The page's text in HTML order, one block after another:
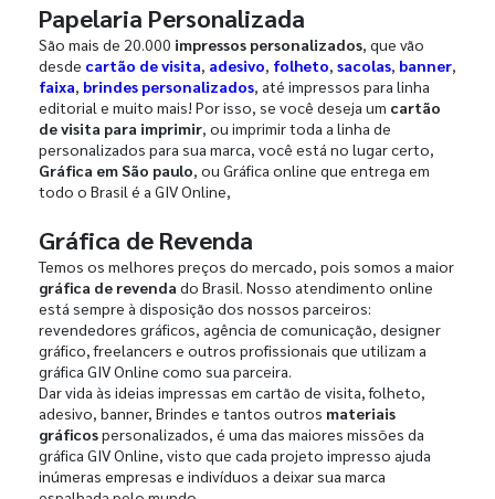
Papelaria Personalizada
São mais de 20.000 impressos personalizados, que vão
desde cartão de visita, adesivo, folheto, sacolas, banner,
faixa, brindes personalizados, até impressos para linha
editorial e muito mais! Por isso, se você deseja um cartão
de visita para imprimir, ou imprimir toda a linha de
personalizados para sua marca, você está no lugar certo,
Gráfica em São paulo, ou Gráfica online que entrega em
todo o Brasil é a GIV Online,
Gráfica de Revenda
Temos os melhores preços do mercado, pois somos a maior
gráfica de revenda do Brasil. Nosso atendimento online
está sempre à disposição dos nossos parceiros:
revendedores gráficos, agência de comunicação, designer
gráfico, freelancers e outros profissionais que utilizam a
gráfica GIV Online como sua parceira.
Dar vida às ideias impressas em cartão de visita, folheto,
adesivo, banner, Brindes e tantos outros materiais
gráficospersonalizados, é uma das maiores missões da
gráfica GIV Online, visto que cada projeto impresso ajuda
inúmeras empresas e indivíduos a deixar sua marca